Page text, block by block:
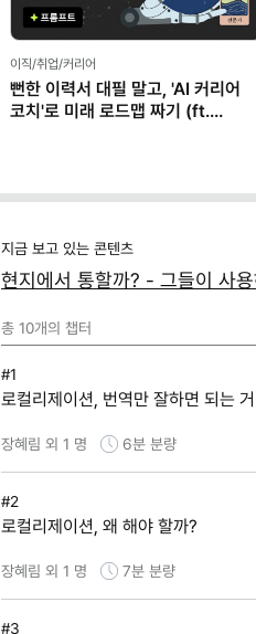
이직/취업/커리어
뻔한 이력서 대필 말고, 'AI 커리어
코치'로 미래 로드맵 짜기 (ft.
지금 보고 있는 콘텐츠
현지에서 통할까? - 그들이 사
총 10개의 챕터
#1
로컬리제이션, 번역만 잘하면 되는
장혜림 외 1 명 6분 분량
#2
로컬리제이션, 왜 해야 할까?
장혜림 외 1 명 7분 분량
#3